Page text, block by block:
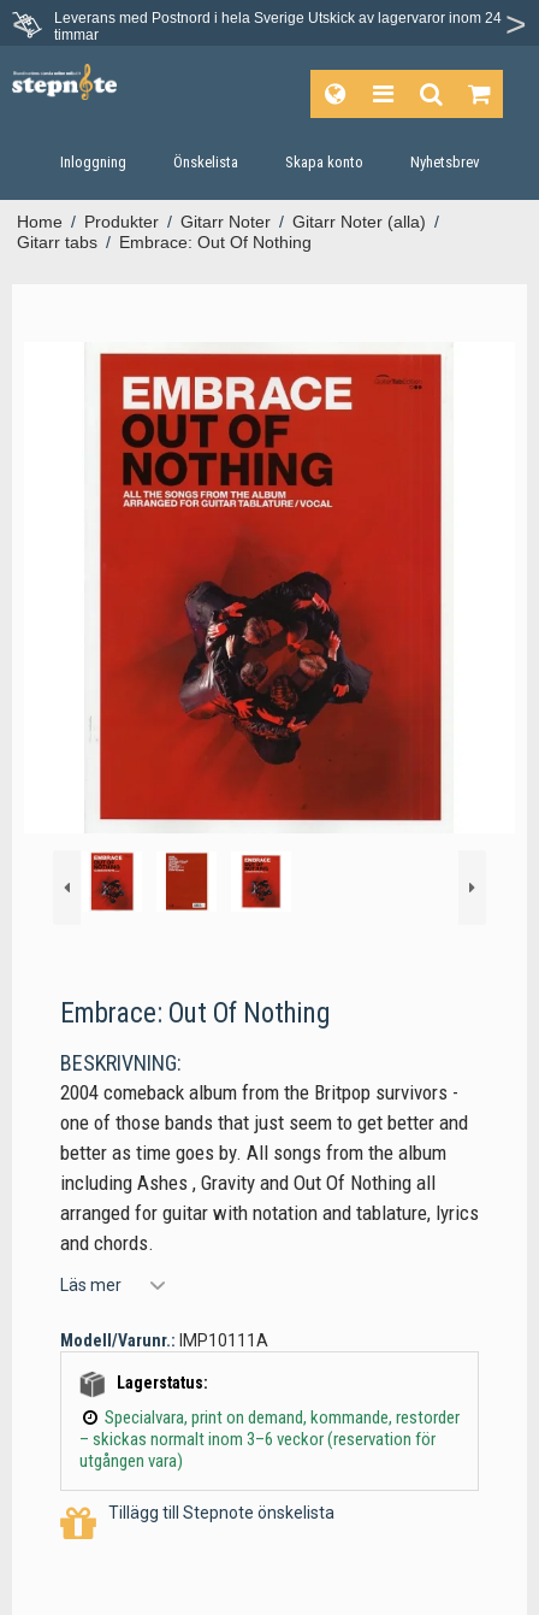
Leverans med Postnord i hela Sverige Utskick av lagervaror inom 24
timmar
Du har 30 dagars ångerrätt.
Inloggning Önskelista Skapa konto Nyhetsbrev
Home / Produkter / Gitarr Noter / Gitarr Noter (alla) /
Gitarr tabs / Embrace: Out Of Nothing
Embrace: Out Of Nothing
BESKRIVNING:
2004 comeback album from the Britpop survivors -
one of those bands that just seem to get better and
better as time goes by. All songs from the album
including Ashes , Gravity and Out Of Nothing all
arranged for guitar with notation and tablature, lyrics
and chords.
Läs mer
Modell/Varunr.: IMP10111A
Lagerstatus:
Specialvara, print on demand, kommande, restorder
– skickas normalt inom 3–6 veckor (reservation för
utgången vara)
Tillägg till Stepnote önskelista